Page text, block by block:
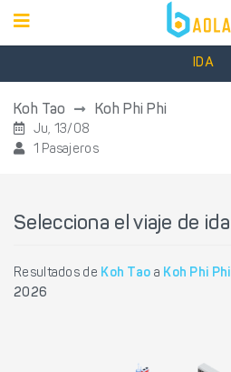
IDA
Koh Tao Koh Phi Phi
Ju, 13/08
1 Pasajeros
Selecciona el viaje de ida
Resultados de Koh Tao a Koh Phi Phi
2026